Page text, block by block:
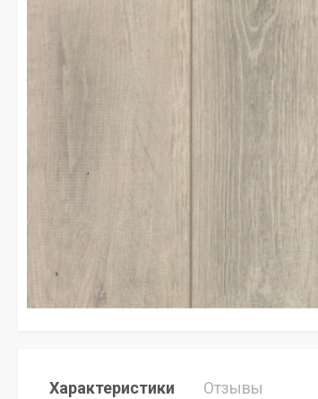
Характеристики Отзывы